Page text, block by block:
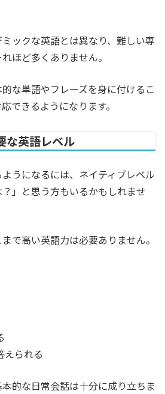
ックな英語とは異なり、難しい専
ほど多くありません。
な単語やフレーズを身に付けるこ
できるようになります。
な英語レベル
ようになるには、ネイティブレベル
」と思う方もいるかもしれませ
で高い英語力は必要ありません。
えられる
的な日常会話は十分に成り立ちま